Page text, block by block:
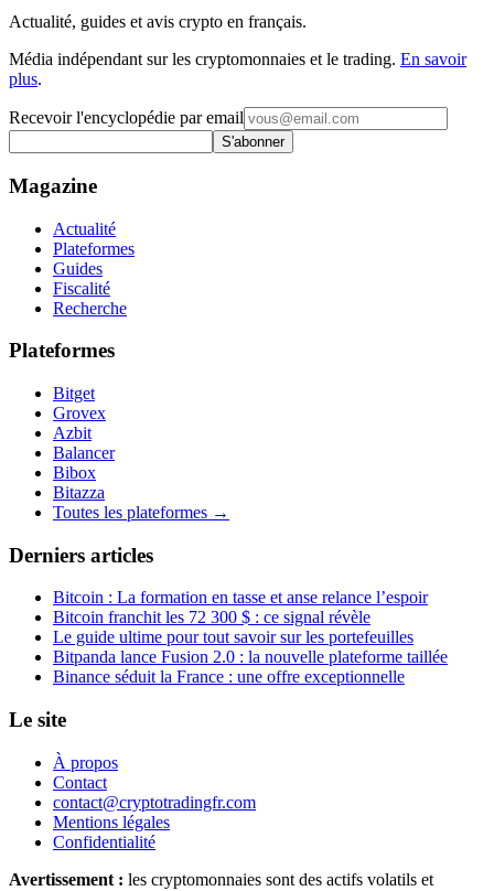
Actualité, guides et avis crypto en français.
Média indépendant sur les cryptomonnaies et le trading. En savoir
plus.
Recevoir l'encyclopédie par email
S'abonner
Magazine
Actualité
Plateformes
Guides
Fiscalité
Recherche
Plateformes
Bitget
Grovex
Azbit
Balancer
Bibox
Bitazza
Toutes les plateformes →
Derniers articles
Bitcoin : La formation en tasse et anse relance l’espoir
Bitcoin franchit les 72 300 $ : ce signal révèle
Le guide ultime pour tout savoir sur les portefeuilles
Bitpanda lance Fusion 2.0 : la nouvelle plateforme taillée
Binance séduit la France : une offre exceptionnelle
Le site
À propos
Contact
contact@cryptotradingfr.com
Mentions légales
Confidentialité
Avertissement : les cryptomonnaies sont des actifs volatils et